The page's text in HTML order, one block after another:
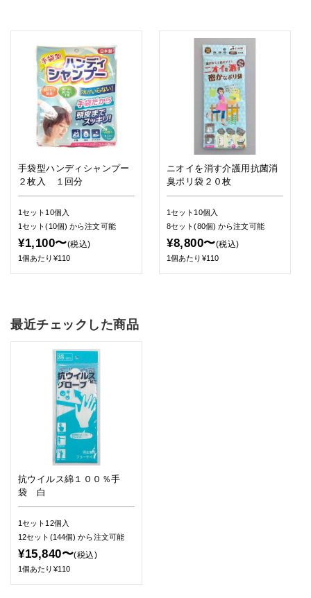
手袋型ハンディシャンプー
２枚入 １回分
1セット10個入
1セット(10個)から注文可能
¥1,100〜(税込)
1個あたり¥110
ニオイを消す介護用抗菌消
臭ポリ袋２０枚
1セット10個入
8セット(80個)から注文可能
¥8,800〜(税込)
1個あたり¥110
最近チェックした商品
抗ウイルス綿１００％手
袋 白
1セット12個入
12セット(144個)から注文可能
¥15,840〜(税込)
1個あたり¥110